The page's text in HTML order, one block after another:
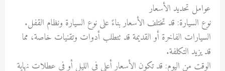
عوامل تحديد الأسعار
نوع السيارة: قد تختلف الأسعار بناءً على نوع السيارة ونظام القفل.
السيارات الفاخرة أو القديمة قد تتطلب أدوات وتقنيات خاصة، مما
قد يزيد التكلفة.
الوقت من اليوم: قد تكون الأسعار أعلى في الليل أو في عطلات نهاية